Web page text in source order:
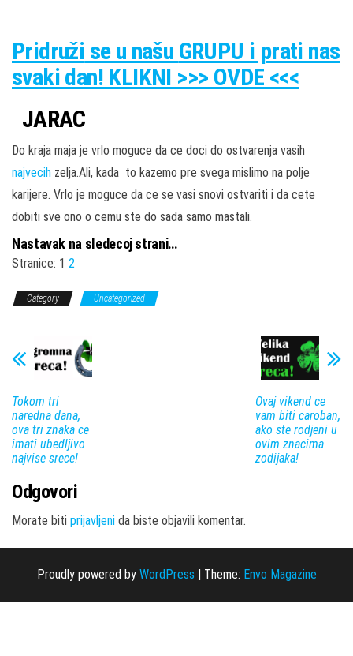
Pridruži se u našu GRUPU i prati nas
svaki dan! KLIKNI >>> OVDE <<<
JARAC
Do kraja maja je vrlo moguce da ce doci do ostvarenja vasih
najvecih zelja.Ali, kada to kazemo pre svega mislimo na polje
karijere. Vrlo je moguce da ce se vasi snovi ostvariti i da cete
dobiti sve ono o cemu ste do sada samo mastali.
Nastavak na sledecoj strani…
Stranice: 1 2
Category Uncategorized
Tokom tri
naredna dana,
ova tri znaka ce
imati ubedljivo
najvise srece!
Ovaj vikend ce
vam biti caroban,
ako ste rodjeni u
ovim znacima
zodijaka!
Odgovori
Morate biti prijavljeni da biste objavili komentar.
Proudly powered by WordPress | Theme: Envo Magazine